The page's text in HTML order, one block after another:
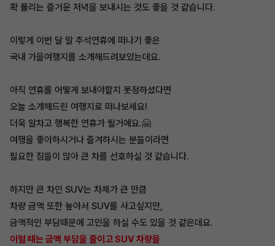
확 풀리는 즐거운 저녁을 보내시는 것도 좋을 것 같습니다.
이렇게 이번 달 말 추석연휴에 떠나기 좋은
국내 가을여행지를 소개해드려보았는데요.
아직 연휴를 어떻게 보내야할지 못정하셨다면
오늘 소개해드린 여행지로 떠나보세요!
더욱 알차고 행복한 연휴가 될거에요.🤗
여행을 좋아하시거나 즐겨하시는 분들이라면
필요한 짐들이 많아 큰 차를 선호하실 것 같습니다.
하지만 큰 차인 SUV는 차체가 큰 만큼
차량 금액 또한 높아서 SUV를 사고싶지만,
금액적인 부담때문에 고민을 하실 수도 있을 것 같은데요.
이럴 때는 금액 부담을 줄이고 SUV 차량을